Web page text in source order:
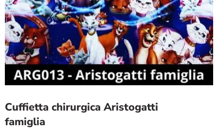
Cuffietta chirurgica Aristogatti
famiglia